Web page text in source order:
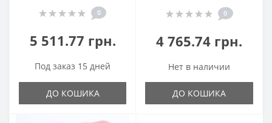
0
5 511.77 грн.
Под заказ 15 дней
ДО КОШИКА
0
4 765.74 грн.
Нет в наличии
ДО КОШИКА